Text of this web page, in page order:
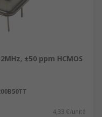
±50 ppm HCMOS
4,33 €/unité